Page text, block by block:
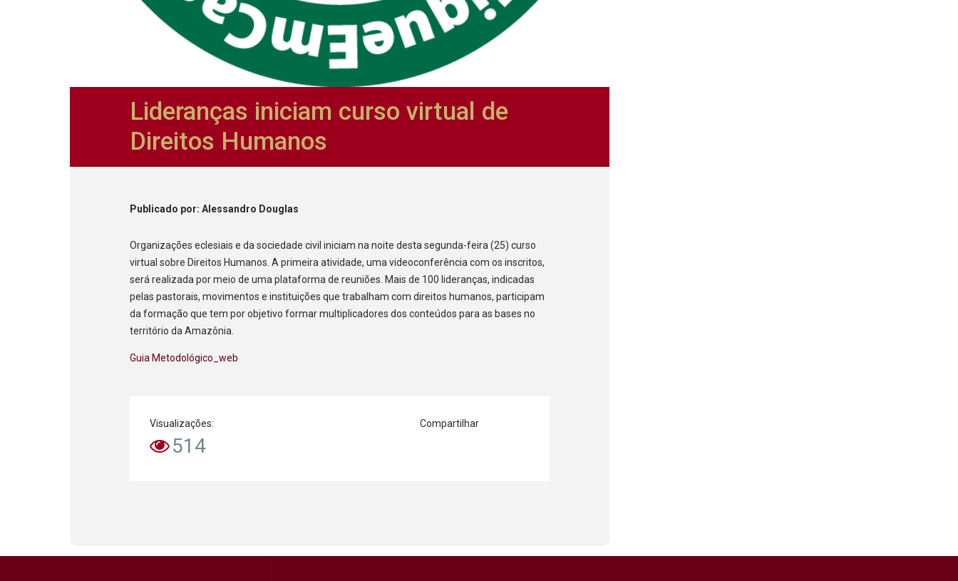
Lideranças iniciam curso virtual de
Direitos Humanos
Publicado por: Alessandro Douglas
Organizações eclesiais e da sociedade civil iniciam na noite desta segunda-feira (25) curso
virtual sobre Direitos Humanos. A primeira atividade, uma videoconferência com os inscritos,
será realizada por meio de uma plataforma de reuniões. Mais de 100 lideranças, indicadas
pelas pastorais, movimentos e instituições que trabalham com direitos humanos, participam
da formação que tem por objetivo formar multiplicadores dos conteúdos para as bases no
território da Amazônia.
Guia Metodológico_web
Visualizações:
514
Compartilhar